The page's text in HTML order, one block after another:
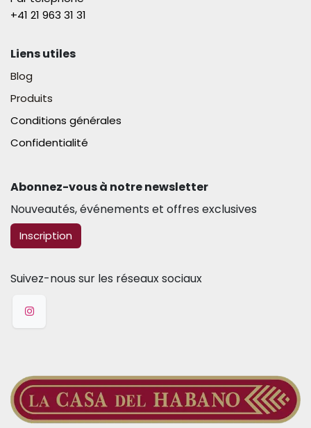
+41 21 963 31 31​
Liens utiles
Blog
Produits
Conditions générales
Confidentialité
Abonnez-vous à notre newsletter​
Nouveautés, événements et offres exclusives
​​​​Inscription
Suivez-nous sur les réseaux sociaux